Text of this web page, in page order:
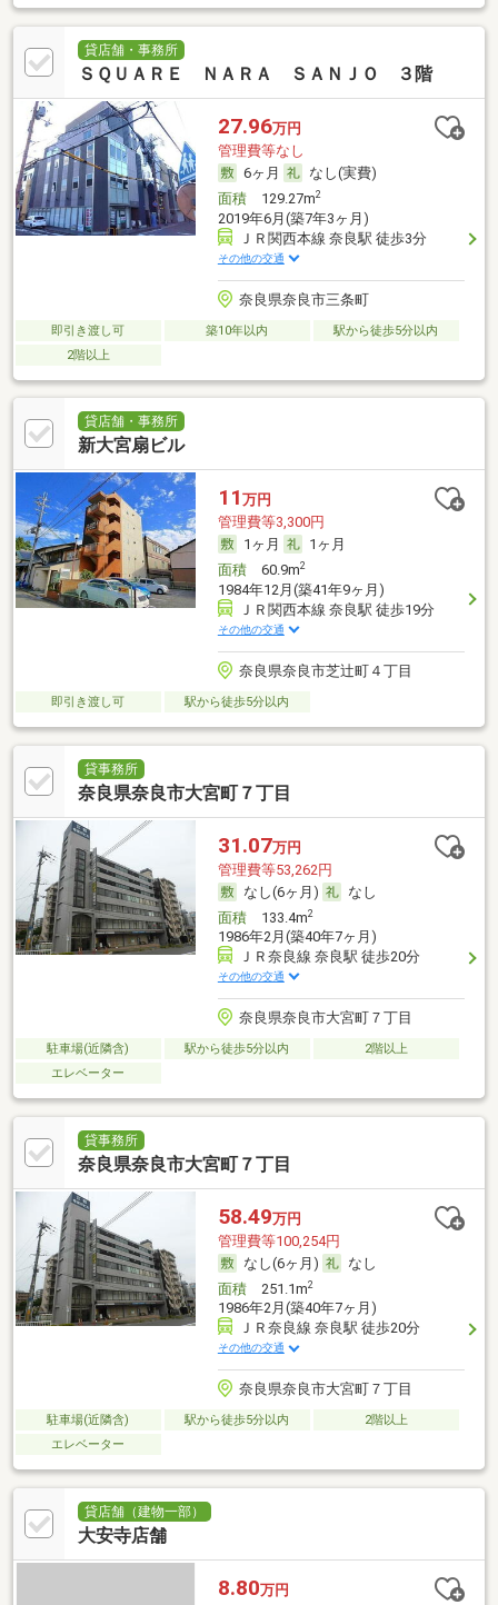
貸店舗・事務所
ＳＱＵＡＲＥ ＮＡＲＡ ＳＡＮＪＯ ３階
27.96万円
管理費等なし
6ヶ月
なし(実費)
面積129.27m2
2019年6月(築7年3ヶ月)
ＪＲ関西本線 奈良駅 徒歩3分
その他の交通
奈良県奈良市三条町
即引き渡し可 築10年以内
駅から徒歩5分以内
2階以上
貸店舗・事務所
新大宮扇ビル
11 万円
管理費等3,300円
1ヶ月
1ヶ月
面積60.9m2
1984年12月(築41年9ヶ月)
ＪＲ関西本線 奈良駅 徒歩19分
その他の交通
奈良県奈良市芝辻町４丁目
即引き渡し可 駅から徒歩5分以内
貸事務所
奈良県奈良市大宮町７丁目
31.07万円
管理費等53,262円
なし(6ヶ月)
なし
面積133.4m2
1986年2月(築40年7ヶ月)
ＪＲ奈良線 奈良駅 徒歩20分
その他の交通
奈良県奈良市大宮町７丁目
駐車場(近隣含) 駅から徒歩5分以内
2階以上
エレベーター
貸事務所
奈良県奈良市大宮町７丁目
58.49万円
管理費等100,254円
なし(6ヶ月)
なし
面積251.1m2
1986年2月(築40年7ヶ月)
ＪＲ奈良線 奈良駅 徒歩20分
その他の交通
奈良県奈良市大宮町７丁目
駐車場(近隣含) 駅から徒歩5分以内
2階以上
エレベーター
貸店舗（建物一部）
大安寺店舗
8.80万円